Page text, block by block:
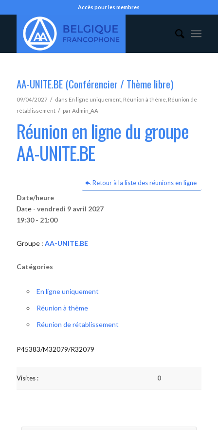
Accès pour les membres
AA-UNITE.BE (Conférencier / Thème libre)
09/04/2027 / dans En ligne uniquement, Réunion à thème Réunion de
rétablissement / parAdmin_AA
Réunion en ligne du groupe
AA-UNITE.BE
Retour à la liste des réunions en ligne
Date/heure
Date - vendredi 9 avril 2027
19:30 - 21:00
Groupe : AA-UNITE.BE
Catégories
En ligne uniquement
Réunion à thème
Réunion de rétablissement
P45383/M32079/R32079
Visites : 0